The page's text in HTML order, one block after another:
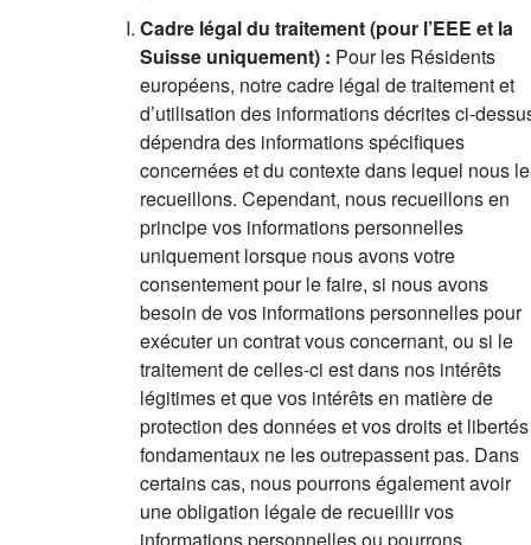
Cadre légal du traitement (pour l’EEE et la
Suisse uniquement) : Pour les Résidents
européens, notre cadre légal de traitement et
d’utilisation des informations décrites ci-
dépendra des informations spécifiques
concernées et du contexte dans lequel nous
recueillons. Cependant, nous recueillons en
principe vos informations personnelles
uniquement lorsque nous avons votre
consentement pour le faire, si nous avons
besoin de vos informations personnelles pour
exécuter un contrat vous concernant, ou si le
traitement de celles-ci est dans nos intérêts
légitimes et que vos intérêts en matière de
protection des données et vos droits et libertés
fondamentaux ne les outrepassent pas. Dans
certains cas, nous pourrons également avoir
une obligation légale de recueillir vos
informations personnelles ou pourrons